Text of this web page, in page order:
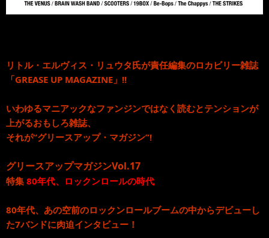
リトル・エルヴィス・リュウタ氏が責任編集のロカビリー雑誌
「GREASE UP MAGAZINE」!!
いわゆるマニアックなファンジンではなく読むとテンションが
上がるおもしろ雑誌、
それが“グリースアップ・マガジン”!
グリースアップマガジンVol.17
特集 80年代、ロックンロールの時代
80年代、あの空前のロックンロールブームの中からデビューし
た7バンドに肉迫インタビュー！